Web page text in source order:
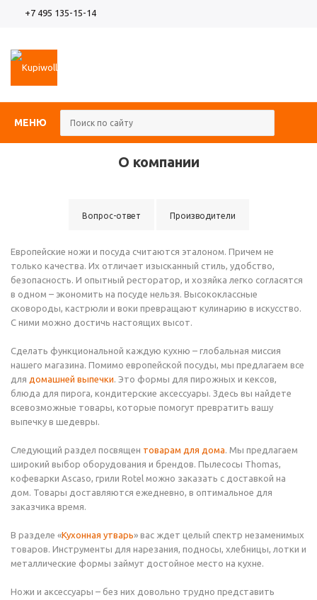
+7 495 135-15-14
МЕНЮ
О компании
Вопрос-ответ Производители
Европейские ножи и посуда считаются эталоном. Причем не
только качества. Их отличает изысканный стиль, удобство,
безопасность. И опытный ресторатор, и хозяйка легко согласятся
в одном – экономить на посуде нельзя. Высококлассные
сковороды, кастрюли и воки превращают кулинарию в искусство.
С ними можно достичь настоящих высот.
Сделать функциональной каждую кухню – глобальная миссия
нашего магазина. Помимо европейской посуды, мы предлагаем все
для домашней выпечки. Это формы для пирожных и кексов,
блюда для пирога, кондитерские аксессуары. Здесь вы найдете
всевозможные товары, которые помогут превратить вашу
выпечку в шедевры.
Следующий раздел посвящен товарам для дома. Мы предлагаем
широкий выбор оборудования и брендов. Пылесосы Thomas,
кофеварки Ascaso, грили Rotel можно заказать с доставкой на
дом. Товары доставляются ежедневно, в оптимальное для
заказчика время.
В разделе «Кухонная утварь» вас ждет целый спектр незаменимых
товаров. Инструменты для нарезания, подносы, хлебницы, лотки и
металлические формы займут достойное место на кухне.
Ножи и аксессуары – без них довольно трудно представить